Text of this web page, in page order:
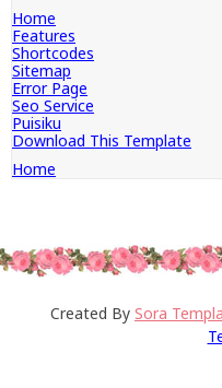
Home
Features
Shortcodes
Sitemap
Error Page
Seo Service
Puisiku
Download This Template
Home
Created By Sora